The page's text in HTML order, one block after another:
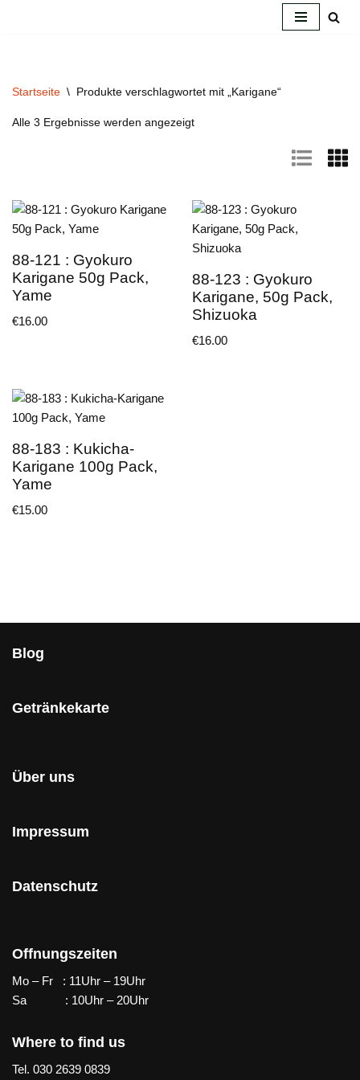
Startseite \ Produkte verschlagwortet mit „Karigane“
Alle 3 Ergebnisse werden angezeigt
88-121 : Gyokuro
Karigane 50g Pack,
Yame
€16.00
88-123 : Gyokuro
Karigane, 50g Pack,
Shizuoka
€16.00
88-183 : Kukicha-
Karigane 100g Pack,
Yame
€15.00
Blog
Getränkekarte
Über uns
Impressum
Datenschutz
Offnungszeiten
Mo – Fr : 11Uhr – 19Uhr
Sa : 10Uhr – 20Uhr
Where to find us
Tel. 030 2639 0839